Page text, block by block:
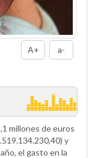
A+ a-
millones de euros
y
el gasto en la